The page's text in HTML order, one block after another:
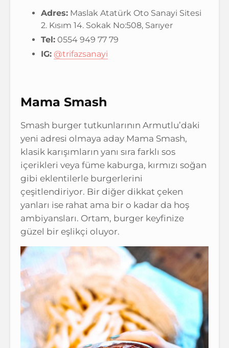
Adres: Maslak Atatürk Oto Sanayi Sitesi
2. Kısım 14. Sokak No:508, Sarıyer
Tel: 0554 949 77 79
IG: @trifazsanayi
Mama Smash
Smash burger tutkunlarının Armutlu’daki
yeni adresi olmaya aday Mama Smash,
klasik karışımların yanı sıra farklı sos
içerikleri veya füme kaburga, kırmızı soğan
gibi eklentilerle burgerlerini
çeşitlendiriyor. Bir diğer dikkat çeken
yanları ise rahat ama bir o kadar da hoş
ambiyansları. Ortam, burger keyfinize
güzel bir eşlikçi oluyor.